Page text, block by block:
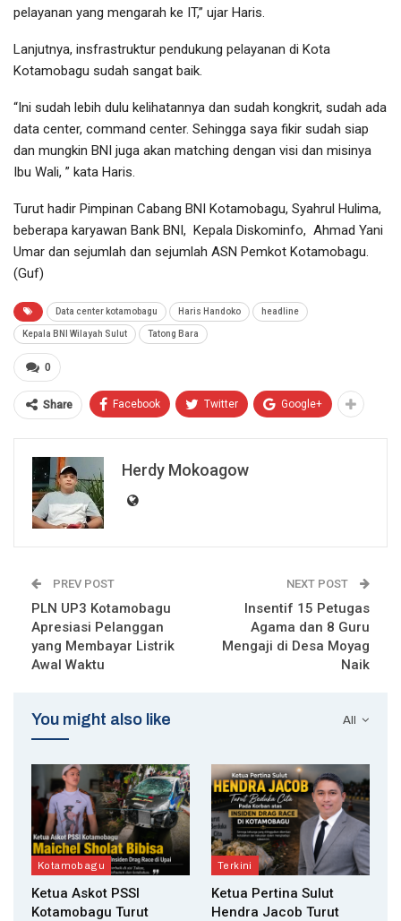
pelayanan yang mengarah ke IT,” ujar Haris.
Lanjutnya, insfrastruktur pendukung pelayanan di Kota
Kotamobagu sudah sangat baik.
“Ini sudah lebih dulu kelihatannya dan sudah kongkrit, sudah ada
data center, command center. Sehingga saya fikir sudah siap
dan mungkin BNI juga akan matching dengan visi dan misinya
Ibu Wali, ” kata Haris.
Turut hadir Pimpinan Cabang BNI Kotamobagu, Syahrul Hulima,
beberapa karyawan Bank BNI, Kepala Diskominfo, Ahmad Yani
Umar dan sejumlah dan sejumlah ASN Pemkot Kotamobagu.
(Guf)
Data center kotamobagu Haris Handoko headline
Kepala BNI Wilayah Sulut Tatong Bara
0
Share Facebook Twitter Google+
Herdy Mokoagow
PREV POST
PLN UP3 Kotamobagu
Apresiasi Pelanggan
yang Membayar Listrik
Awal Waktu
NEXT POST
Insentif 15 Petugas
Agama dan 8 Guru
Mengaji di Desa Moyag
Naik
All
You might also like
Kotamobagu
Ketua Askot PSSI
Kotamobagu Turut
Terkini
Ketua Pertina Sulut
Hendra Jacob Turut